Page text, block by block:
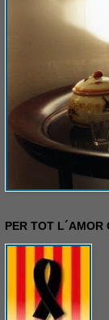
PER TOT L´AMOR